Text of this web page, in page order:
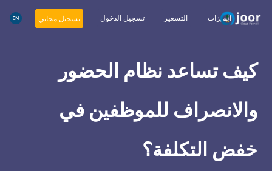
تسجيل مجاني تسجيل الدخول التسعير الميزات
كيف تساعد نظام الحضور
والانصراف للموظفين في
خفض التكلفة؟